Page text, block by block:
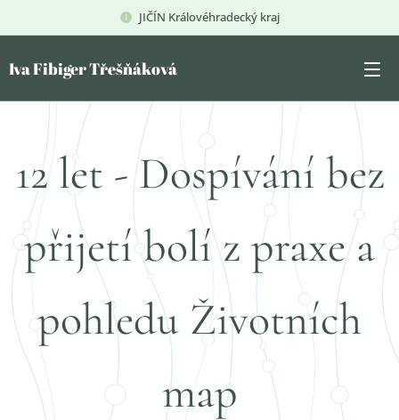
JIČÍN Královéhradecký kraj
Iva Fibiger Třešňáková
12 let - Dospívání bez
přijetí bolí z praxe a
pohledu Životních
map